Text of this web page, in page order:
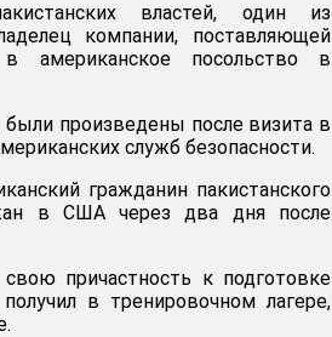
властей, один из
компании, поставляющей
американское посольство в
произведены после визита в
служб безопасности.
гражданин пакистанского
в США через два дня после
причастность к подготовке
в тренировочном лагере,